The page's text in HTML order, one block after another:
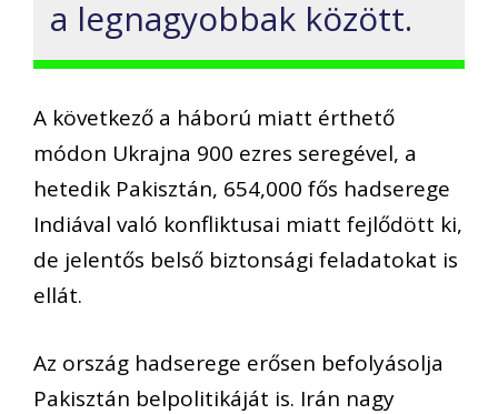
a legnagyobbak között.
A következő a háború miatt érthető
módon Ukrajna 900 ezres seregével, a
hetedik Pakisztán, 654,000 fős hadserege
Indiával való konfliktusai miatt fejlődött ki,
de jelentős belső biztonsági feladatokat is
ellát.
Az ország hadserege erősen befolyásolja
Pakisztán belpolitikáját is. Irán nagy